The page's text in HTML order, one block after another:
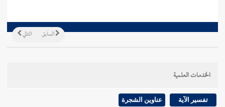
التالي السابق
الخدمات العلمية
تفسير الآية عناوين الشجرة